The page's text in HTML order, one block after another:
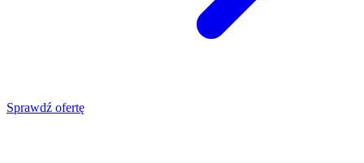
Sprawdź ofertę